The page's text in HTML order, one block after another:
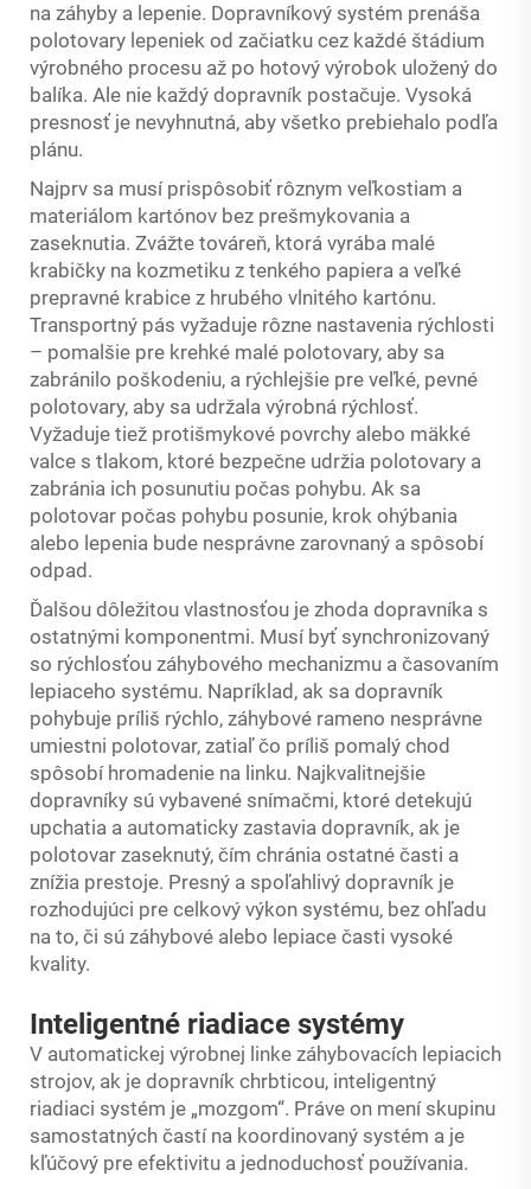
na záhyby a lepenie. Dopravníkový systém prenáša
polotovary lepeniek od začiatku cez každé štádium
výrobného procesu až po hotový výrobok uložený do
balíka. Ale nie každý dopravník postačuje. Vysoká
presnosť je nevyhnutná, aby všetko prebiehalo podľa
plánu.
Najprv sa musí prispôsobiť rôznym veľkostiam a
materiálom kartónov bez prešmykovania a
zaseknutia. Zvážte továreň, ktorá vyrába malé
krabičky na kozmetiku z tenkého papiera a veľké
prepravné krabice z hrubého vlnitého kartónu.
Transportný pás vyžaduje rôzne nastavenia rýchlosti
– pomalšie pre krehké malé polotovary, aby sa
zabránilo poškodeniu, a rýchlejšie pre veľké, pevné
polotovary, aby sa udržala výrobná rýchlosť.
Vyžaduje tiež protišmykové povrchy alebo mäkké
valce s tlakom, ktoré bezpečne udržia polotovary a
zabránia ich posunutiu počas pohybu. Ak sa
polotovar počas pohybu posunie, krok ohýbania
alebo lepenia bude nesprávne zarovnaný a spôsobí
odpad.
Ďalšou dôležitou vlastnosťou je zhoda dopravníka s
ostatnými komponentmi. Musí byť synchronizovaný
so rýchlosťou záhybového mechanizmu a časovaním
lepiaceho systému. Napríklad, ak sa dopravník
pohybuje príliš rýchlo, záhybové rameno nesprávne
umiestni polotovar, zatiaľ čo príliš pomalý chod
spôsobí hromadenie na linku. Najkvalitnejšie
dopravníky sú vybavené snímačmi, ktoré detekujú
upchatia a automaticky zastavia dopravník, ak je
polotovar zaseknutý, čím chránia ostatné časti a
znížia prestoje. Presný a spoľahlivý dopravník je
rozhodujúci pre celkový výkon systému, bez ohľadu
na to, či sú záhybové alebo lepiace časti vysoké
kvality.
Inteligentné riadiace systémy
V automatickej výrobnej linke záhybovacích lepiacich
strojov, ak je dopravník chrbticou, inteligentný
riadiaci systém je „mozgom“. Práve on mení skupinu
samostatných častí na koordinovaný systém a je
kľúčový pre efektivitu a jednoduchosť používania.